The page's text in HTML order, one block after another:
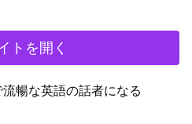
トを開く
暢な英語の話者になる